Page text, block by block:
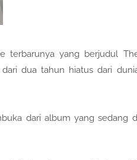
terbarunya yang berjudul
dua tahun hiatus dari
dari album yang sedang